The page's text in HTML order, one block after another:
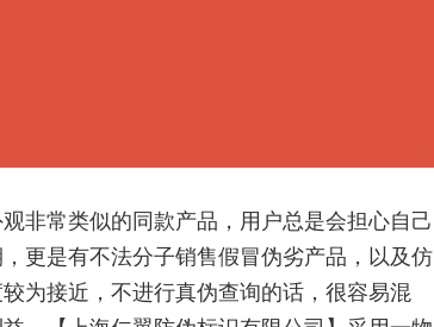
非常类似的同款产品，用户总是会担心自己
更是有不法分子销售假冒伪劣产品，以及仿
为接近，不进行真伪查询的话，很容易混